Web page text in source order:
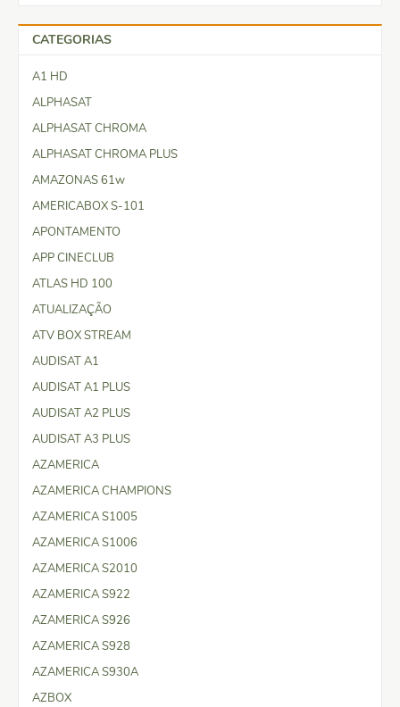
CATEGORIAS
A1 HD
ALPHASAT
ALPHASAT CHROMA
ALPHASAT CHROMA PLUS
AMAZONAS 61w
AMERICABOX S-101
APONTAMENTO
APP CINECLUB
ATLAS HD 100
ATUALIZAÇÃO
ATV BOX STREAM
AUDISAT A1
AUDISAT A1 PLUS
AUDISAT A2 PLUS
AUDISAT A3 PLUS
AZAMERICA
AZAMERICA CHAMPIONS
AZAMERICA S1005
AZAMERICA S1006
AZAMERICA S2010
AZAMERICA S922
AZAMERICA S926
AZAMERICA S928
AZAMERICA S930A
AZBOX